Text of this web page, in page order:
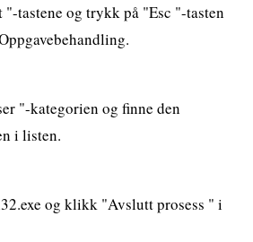
tastene og trykk på "Esc "-tasten
"-kategorien og finne den
i listen.
og klikk "Avslutt prosess " i